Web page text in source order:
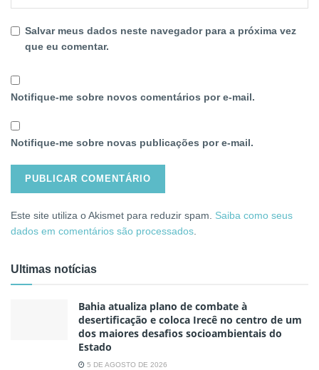
Salvar meus dados neste navegador para a próxima vez
que eu comentar.
Notifique-me sobre novos comentários por e-mail.
Notifique-me sobre novas publicações por e-mail.
Este site utiliza o Akismet para reduzir spam. Saiba como seus
dados em comentários são processados
Ultimas notícias
Bahia atualiza plano de combate à
desertificação e coloca Irecê no centro de um
dos maiores desafios socioambientais do
Estado
5 DE AGOSTO DE 2026